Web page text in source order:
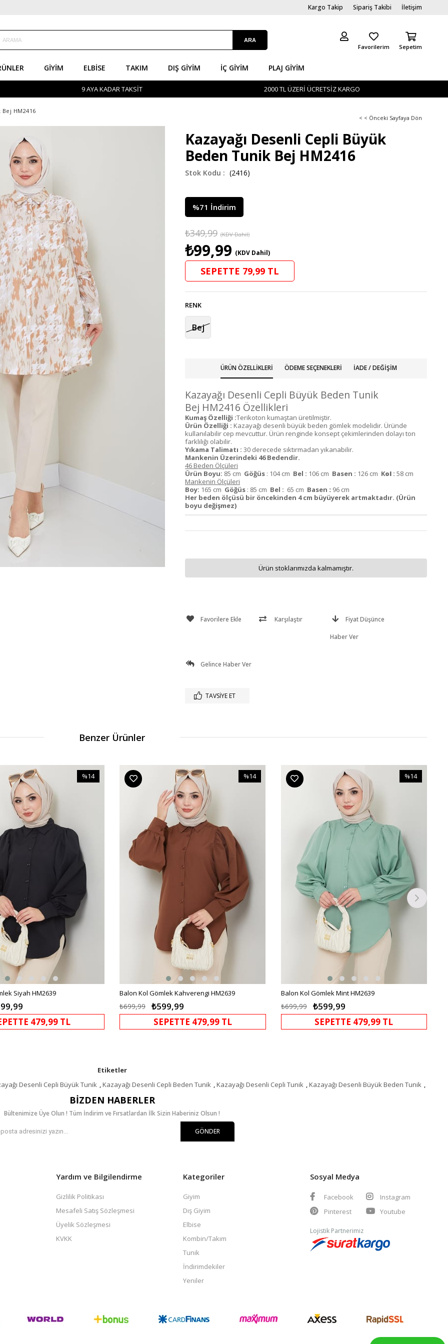
Kargo Takip Sipariş Takibi İletişim
Sepetim
Favorilerim
GIYIM ELBISE TAKIM DIŞ GIYIM İÇ GİYIM PLAJ GIYIM
9 AYA KADAR TAKSİT 2000 TL ÜZERİ ÜCRETSİZ KARGO
HM2416
< < Önceki Sayfaya Dön
Kazayağı Desenli Cepli Büyük
Beden Tunik Bej HM2416
(2416)
%71 İndirim
₺349,99 (KDV Dahil)
₺99,99 (KDV Dahil)
SEPETTE 79,99 TL
RENK
Bej
ÜRÜN ÖZELLIKLERI ÖDEME SEÇENEKLERI İADE / DEĞIŞIM
Kazayağı Desenli Cepli Büyük Beden Tunik
Bej HM2416 Özellikleri
Kumaş Özelliği :Terikoton kumaştan üretilmiştir.
Ürün Özelliği : Kazayağı desenli büyük beden gömlek modelidir. Üründe
kullanılabilir cep mevcuttur. Ürün renginde konsept çekimlerinden dolayı ton
farklılığı olabilir.
Yıkama Talimatı : 30 derecede sıktırmadan yıkanabilir.
Mankenin Üzerindeki 46 Bedendir.
46 Beden Ölçüleri
Ürün Boyu: 85 cm Göğüs : 104 cm Bel : 106 cm Basen : 126 cm Kol : 58 cm
Mankenin Ölçüleri
Boy: 165 cm Göğüs : 85 cm Bel : 65 cm Basen : 96 cm
Her beden ölçüsü bir öncekinden 4 cm büyüyerek artmaktadır. (Ürün
boyu değişmez)
Ürün stoklarımızda kalmamıştır.
Favorilere Ekle Karşılaştır Fiyat Düşünce
Haber Ver
Gelince Haber Ver
TAVSIYE ET
Benzer Ürünler
Siyah HM2639
%14
479,99 TL
Balon Kol Gömlek Kahverengi HM2639
₺599,99
₺699,99
%14
SEPETTE 479,99 TL
Balon Kol Gömlek Mint HM2639
₺599,99
₺699,99
%14
SEPETTE 479,99 TL
Etiketler
Desenli Cepli Büyük Tunik ,Kazayağı Desenli Cepli Beden Tunik ,Kazayağı Desenli Cepli Tunik ,Kazayağı Desenli Büyük Beden Tunik ,
BIZDEN HABERLER
Bültenimize Üye Olun ! Tüm İndirim ve Fırsatlardan İlk Sizin Haberiniz Olsun !
GÖNDER
Yardım ve Bilgilendirme
Gizlilik Politikası
Mesafeli Satış Sözleşmesi
Üyelik Sözleşmesi
KVKK
Kategoriler
Giyim
Dış Giyim
Elbise
Kombin/Takım
Tunik
İndirimdekiler
Yeniler
Sosyal Medya
Facebook
Instagram
Pinterest
Youtube
Lojistik Partnerimiz